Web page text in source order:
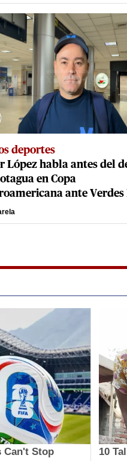
deportes
López habla antes del
en Copa
ante Verdes
Can't Stop
10